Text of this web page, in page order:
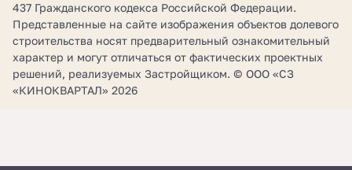
437 Гражданского кодекса Российской Федерации.
Представленные на сайте изображения объектов долевого
строительства носят предварительный ознакомительный
характер и могут отличаться от фактических проектных
решений, реализуемых Застройщиком. © ООО «СЗ
«КИНОКВАРТАЛ» 2026